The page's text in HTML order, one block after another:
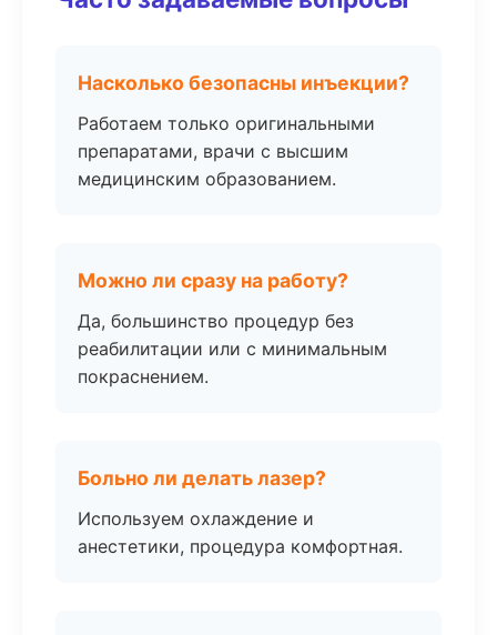
Насколько безопасны инъекции?
Работаем только оригинальными
препаратами, врачи с высшим
медицинским образованием.
Можно ли сразу на работу?
Да, большинство процедур без
реабилитации или с минимальным
покраснением.
Больно ли делать лазер?
Используем охлаждение и
анестетики, процедура комфортная.